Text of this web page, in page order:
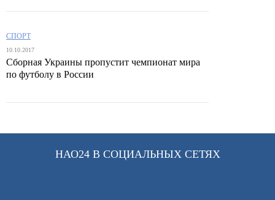
СПОРТ
10.10.2017
Сборная Украины пропустит чемпионат мира
по футболу в России
НАО24 В СОЦИАЛЬНЫХ СЕТЯХ